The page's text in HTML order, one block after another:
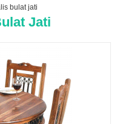
bulat jati
Jati